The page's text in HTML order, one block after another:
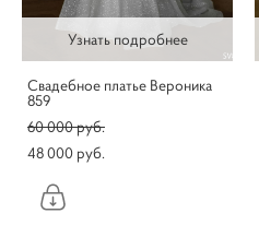
Узнать подробнее
Свадебное платье Вероника
859
60 000 pуб.
48 000 pуб.